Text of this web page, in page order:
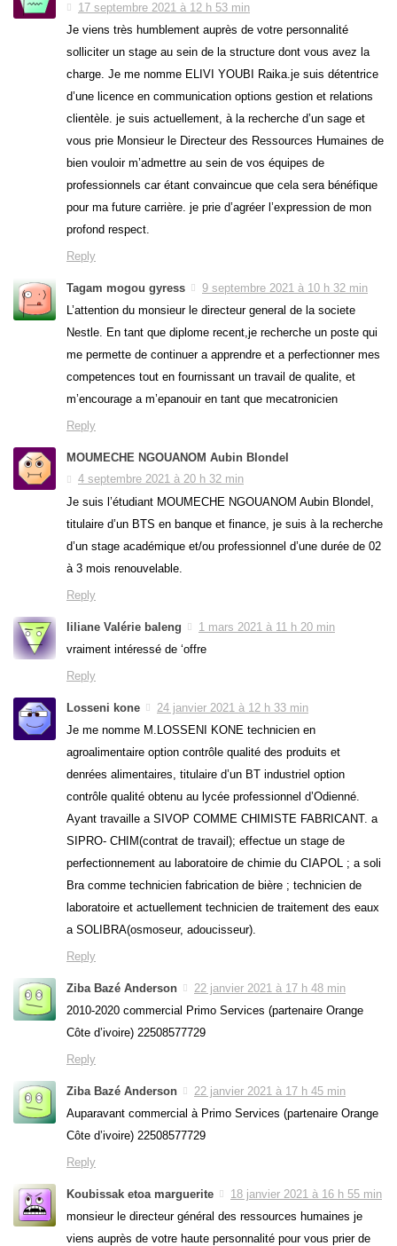
17 septembre 2021 à 12 h 53 min
Je viens très humblement auprès de votre personnalité
solliciter un stage au sein de la structure dont vous avez la
charge. Je me nomme ELIVI YOUBI Raika.je suis détentrice
d’une licence en communication options gestion et relations
clientèle. je suis actuellement, à la recherche d’un sage et
vous prie Monsieur le Directeur des Ressources Humaines de
bien vouloir m’admettre au sein de vos équipes de
professionnels car étant convaincue que cela sera bénéfique
pour ma future carrière. je prie d’agréer l’expression de mon
profond respect.
Reply
Tagam mogou gyress
9 septembre 2021 à 10 h 32 min
L’attention du monsieur le directeur general de la societe
Nestle. En tant que diplome recent,je recherche un poste qui
me permette de continuer a apprendre et a perfectionner mes
competences tout en fournissant un travail de qualite, et
m’encourage a m’epanouir en tant que mecatronicien
Reply
MOUMECHE NGOUANOM Aubin Blondel
4 septembre 2021 à 20 h 32 min
Je suis l’étudiant MOUMECHE NGOUANOM Aubin Blondel,
titulaire d’un BTS en banque et finance, je suis à la recherche
d’un stage académique et/ou professionnel d’une durée de 02
à 3 mois renouvelable.
Reply
liliane Valérie baleng
1 mars 2021 à 11 h 20 min
vraiment intéressé de ‘offre
Reply
Losseni kone
24 janvier 2021 à 12 h 33 min
Je me nomme M.LOSSENI KONE technicien en
agroalimentaire option contrôle qualité des produits et
denrées alimentaires, titulaire d’un BT industriel option
contrôle qualité obtenu au lycée professionnel d’Odienné.
Ayant travaille a SIVOP COMME CHIMISTE FABRICANT. a
SIPRO- CHIM(contrat de travail); effectue un stage de
perfectionnement au laboratoire de chimie du CIAPOL ; a soli
Bra comme technicien fabrication de bière ; technicien de
laboratoire et actuellement technicien de traitement des eaux
a SOLIBRA(osmoseur, adoucisseur).
Reply
Ziba Bazé Anderson
22 janvier 2021 à 17 h 48 min
2010-2020 commercial Primo Services (partenaire Orange
Côte d’ivoire) 22508577729
Reply
Ziba Bazé Anderson
22 janvier 2021 à 17 h 45 min
Auparavant commercial à Primo Services (partenaire Orange
Côte d’ivoire) 22508577729
Reply
Koubissak etoa marguerite
18 janvier 2021 à 16 h 55 min
monsieur le directeur général des ressources humaines je
viens auprès de votre haute personnalité pour vous prier de